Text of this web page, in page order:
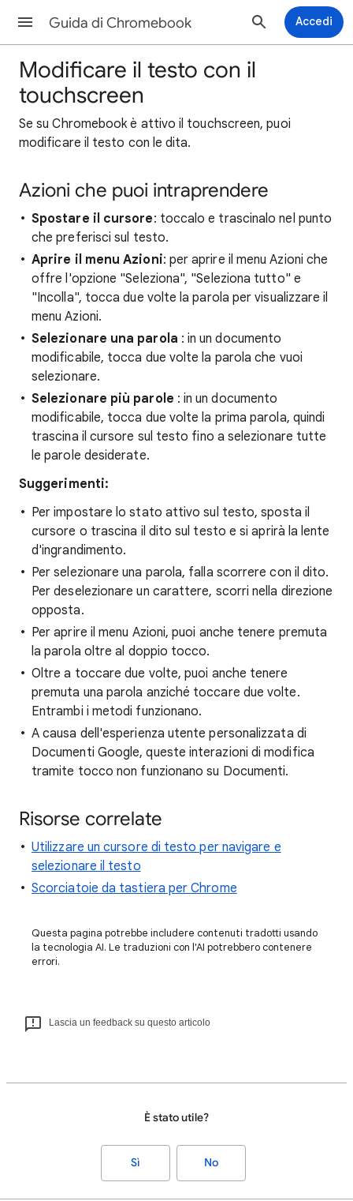
Guida di Chromebook Accedi
Modificare il testo con il
touchscreen
Se su Chromebook è attivo il touchscreen, puoi
modificare il testo con le dita.
Azioni che puoi intraprendere
Spostare il cursore: toccalo e trascinalo nel punto
che preferisci sul testo.
Aprire il menu Azioni: per aprire il menu Azioni che
offre l'opzione "Seleziona", "Seleziona tutto" e
"Incolla", tocca due volte la parola per visualizzare il
menu Azioni.
Selezionare una parola : in un documento
modificabile, tocca due volte la parola che vuoi
selezionare.
Selezionare più parole : in un documento
modificabile, tocca due volte la prima parola, quindi
trascina il cursore sul testo fino a selezionare tutte
le parole desiderate.
Suggerimenti:
Per impostare lo stato attivo sul testo, sposta il
cursore o trascina il dito sul testo e si aprirà la lente
d'ingrandimento.
Per selezionare una parola, falla scorrere con il dito.
Per deselezionare un carattere, scorri nella direzione
opposta.
Per aprire il menu Azioni, puoi anche tenere premuta
la parola oltre al doppio tocco.
Oltre a toccare due volte, puoi anche tenere
premuta una parola anziché toccare due volte.
Entrambi i metodi funzionano.
A causa dell'esperienza utente personalizzata di
Documenti Google, queste interazioni di modifica
tramite tocco non funzionano su Documenti.
Risorse correlate
Utilizzare un cursore di testo per navigare e
selezionare il testo
Scorciatoie da tastiera per Chrome
Questa pagina potrebbe includere contenuti tradotti usando
la tecnologia AI. Le traduzioni con l'AI potrebbero contenere
errori.
Lascia un feedback su questo articolo
È stato utile?
Sì No